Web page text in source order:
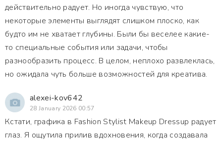
действительно радует. Но иногда чувствую, что
некоторые элементы выглядят слишком плоско, как
будто им не хватает глубины. Были бы веселее какие-
то специальные события или задачи, чтобы
разнообразить процесс. В целом, неплохо развлеклась,
но ожидала чуть больше возможностей для креатива.
alexei-kov642
28 January 2026 00:57
Кстати, графика в Fashion Stylist Makeup Dressup радует
глаз. Я ощутила прилив вдохновения, когда создавала